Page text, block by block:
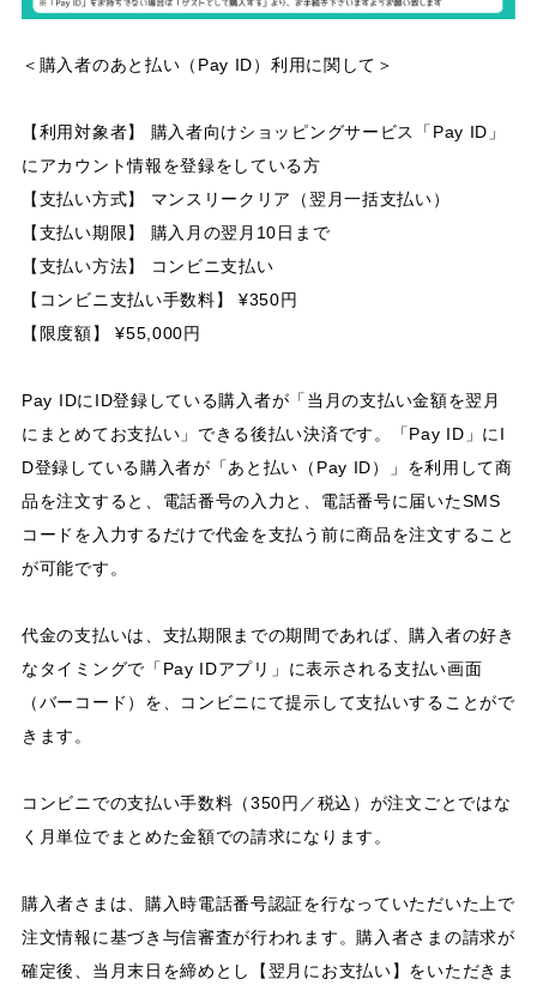
＜購入者のあと払い（Pay ID）利用に関して＞
【利用対象者】 購入者向けショッピングサービス「Pay ID」
にアカウント情報を登録をしている方
【支払い方式】 マンスリークリア（翌月一括支払い）
【支払い期限】 購入月の翌月10日まで
【支払い方法】 コンビニ支払い
【コンビニ支払い手数料】 ¥350円
【限度額】 ¥55,000円
Pay IDにID登録している購入者が「当月の支払い金額を翌月
にまとめてお支払い」できる後払い決済です。「Pay ID」にI
D登録している購入者が「あと払い（Pay ID）」を利用して商
品を注文すると、電話番号の入力と、電話番号に届いたSMS
コードを入力するだけで代金を支払う前に商品を注文すること
が可能です。
代金の支払いは、支払期限までの期間であれば、購入者の好き
なタイミングで「Pay IDアプリ」に表示される支払い画面
（バーコード）を、コンビニにて提示して支払いすることがで
きます。
コンビニでの支払い手数料（350円／税込）が注文ごとではな
く月単位でまとめた金額での請求になります。
購入者さまは、購入時電話番号認証を行なっていただいた上で
注文情報に基づき与信審査が行われます。購入者さまの請求が
確定後、当月末日を締めとし【翌月にお支払い】をいただきま